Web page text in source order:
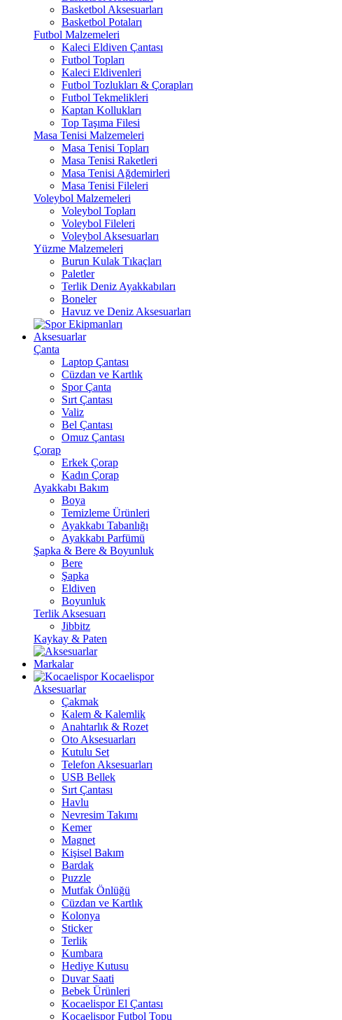
Basketbol Aksesuarları
Basketbol Potaları
Futbol Malzemeleri
Kaleci Eldiven Çantası
Futbol Topları
Kaleci Eldivenleri
Futbol Tozlukları & Çorapları
Futbol Tekmelikleri
Kaptan Kollukları
Top Taşıma Filesi
Masa Tenisi Malzemeleri
Masa Tenisi Topları
Masa Tenisi Raketleri
Masa Tenisi Ağdemirleri
Masa Tenisi Fileleri
Voleybol Malzemeleri
Voleybol Topları
Voleybol Fileleri
Voleybol Aksesuarları
Yüzme Malzemeleri
Burun Kulak Tıkaçları
Paletler
Terlik Deniz Ayakkabıları
Boneler
Havuz ve Deniz Aksesuarları
Aksesuarlar
Çanta
Laptop Çantası
Cüzdan ve Kartlık
Spor Çanta
Sırt Çantası
Valiz
Bel Çantası
Omuz Çantası
Çorap
Erkek Çorap
Kadın Çorap
Ayakkabı Bakım
Boya
Temizleme Ürünleri
Ayakkabı Tabanlığı
Ayakkabı Parfümü
Şapka & Bere & Boyunluk
Bere
Şapka
Eldiven
Boyunluk
Terlik Aksesuarı
Jibbitz
Kaykay & Paten
Markalar
Kocaelispor
Aksesuarlar
Çakmak
Kalem & Kalemlik
Anahtarlık & Rozet
Oto Aksesuarları
Kutulu Set
Telefon Aksesuarları
USB Bellek
Sırt Çantası
Havlu
Nevresim Takımı
Kemer
Magnet
Kişisel Bakım
Bardak
Puzzle
Mutfak Önlüğü
Cüzdan ve Kartlık
Kolonya
Sticker
Terlik
Kumbara
Hediye Kutusu
Duvar Saati
Bebek Ürünleri
Kocaelispor El Çantası
Kocaelispor Futbol Topu